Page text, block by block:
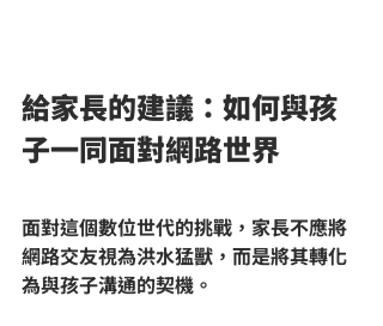
給家長的建議：如何與孩
子一同面對網路世界
面對這個數位世代的挑戰，家長不應將
網路交友視為洪水猛獸，而是將其轉化
為與孩子溝通的契機。